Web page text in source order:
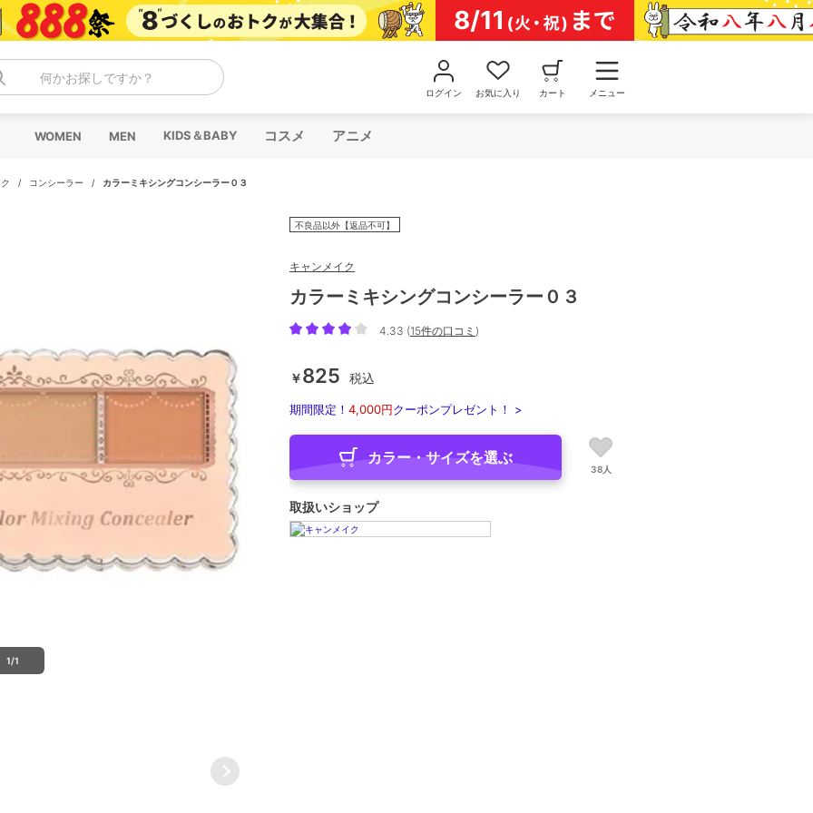
何かお探しですか？
ログイン お気に入り カート メニュー
WOMEN MEN KIDS＆BABY コスメ アニメ
/ コンシーラー / カラーミキシングコンシーラー０３
1/1
不良品以外【返品不可】
キャンメイク
カラーミキシングコンシーラー０３
4.33 (15件の口コミ )
￥825 税込
期間限定！ 4,000円クーポンプレゼント！ >
カラー・サイズを選ぶ
38人
取扱いショップ